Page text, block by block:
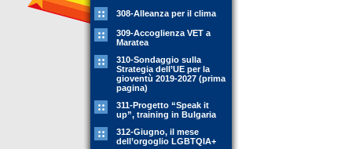
308-Alleanza per il clima
309-Accoglienza VET a
Maratea
310-Sondaggio sulla
Strategia dell’UE per la
gioventù 2019-2027 (prima
pagina)
311-Progetto “Speak it
up”, training in Bulgaria
312-Giugno, il mese
dell’orgoglio LGBTQIA+